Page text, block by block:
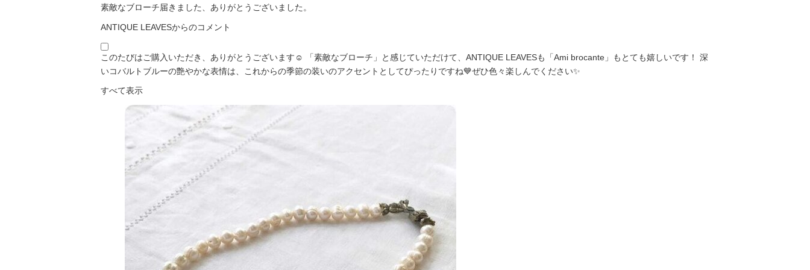
素敵なブローチ届きました、ありがとうございました。
ANTIQUE LEAVESからのコメント
このたびはご購入いただき、ありがとうございます☺️ 「素敵なブローチ」と感じていただけて、ANTIQUE LEAVESも「Ami brocante」もとても嬉しいです！ 深
いコバルトブルーの艶やかな表情は、これからの季節の装いのアクセントとしてぴったりですね💙ぜひ色々楽しんでください✨
すべて表示